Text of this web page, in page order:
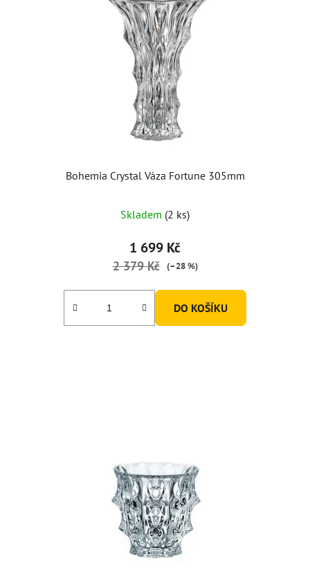
Bohemia Crystal Váza Fortune 305mm
hodnocení
produktu
je
z
Skladem (2 ks)
1 699 Kč
2 379 Kč (–28 %)
DO KOŠÍKU